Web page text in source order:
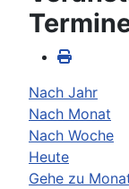
Nach Jahr
Nach Monat
Nach Woche
Heute
Gehe zu